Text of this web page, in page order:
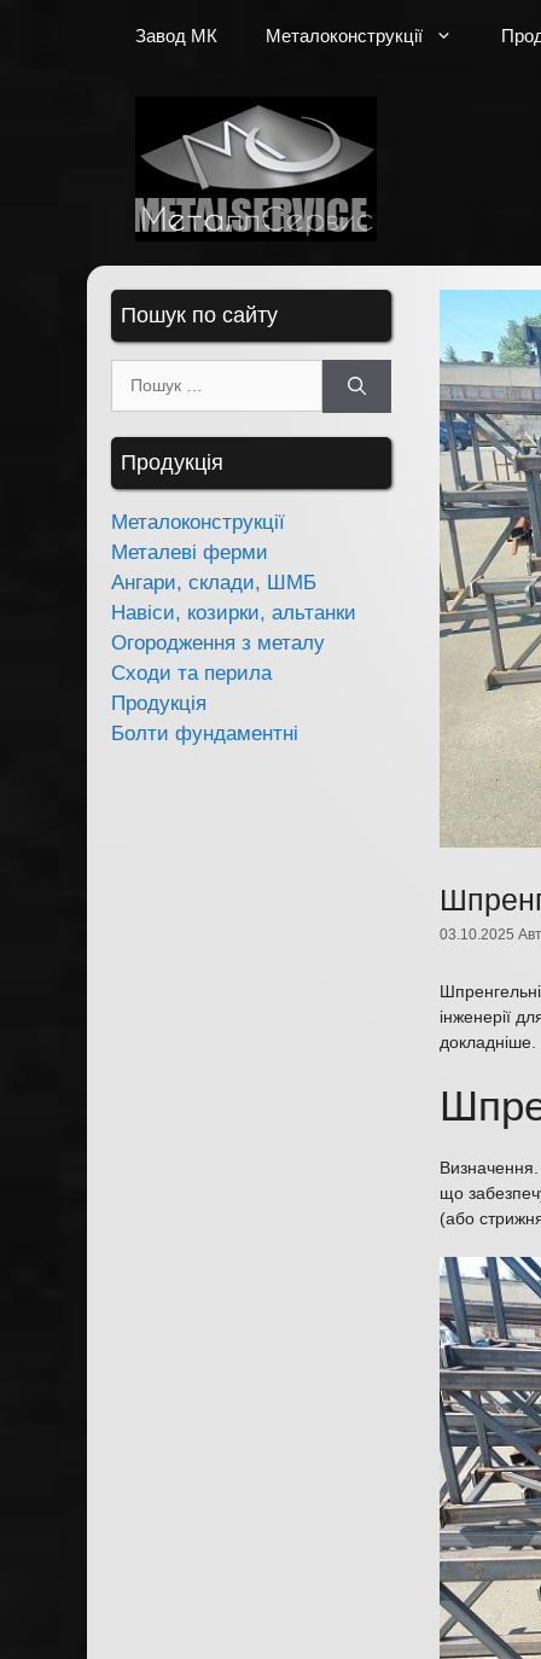
Завод МК Металоконструкції
03.10.2025
інженерії
докладніше.
що
(або
Пошук по сайту
Пошук:
Продукція
Металоконструкції
Металеві ферми
Ангари, склади, ШМБ
Навіси, козирки, альтанки
Огородження з металу
Сходи та перила
Продукція
Болти фундаментні